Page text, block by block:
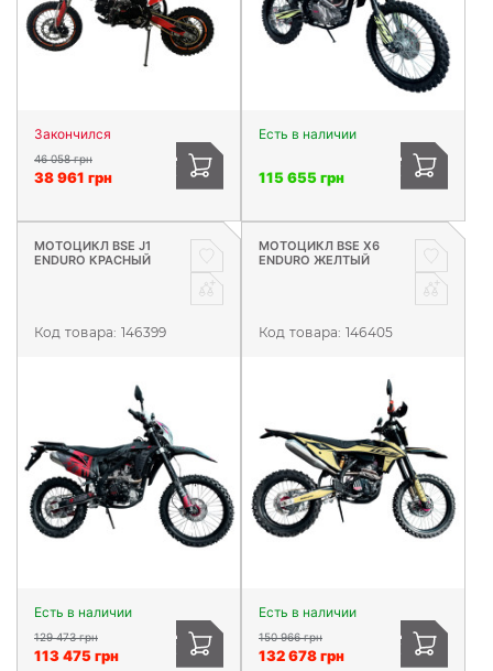
Закончился
46 058 грн
38 961 грн
Есть в наличии
115 655 грн
МОТОЦИКЛ BSE J1
ENDURO КРАСНЫЙ
Код товара: 146399
Есть в наличии
129 473 грн
113 475 грн
МОТОЦИКЛ BSE X6
ENDURO ЖЕЛТЫЙ
Код товара: 146405
Есть в наличии
150 966 грн
132 678 грн